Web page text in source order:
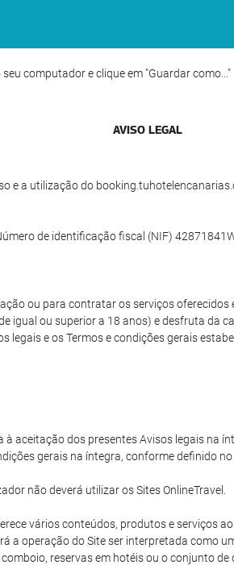
computador e clique em "Guardar como..."
AVISO LEGAL
e a utilização do
de identificação fiscal (NIF)
ou para contratar os serviços
igual ou superior a 18 anos) e desfruta da
e os Termos e condições gerais
aceitação dos presentes Avisos legais na
gerais na íntegra, conforme definido no
não deverá utilizar os Sites OnlineTravel.
vários conteúdos, produtos e serviços
a operação do Site ser interpretada como
reservas em hotéis ou o conjunto